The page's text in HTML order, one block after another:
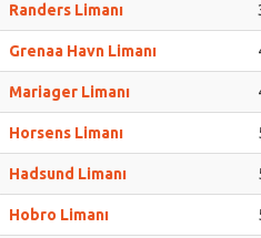
Randers Limanı
Grenaa Havn Limanı
Mariager Limanı
Horsens Limanı
Hadsund Limanı
Hobro Limanı